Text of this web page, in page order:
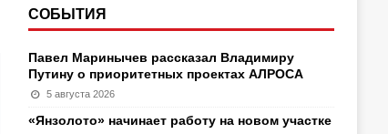
СОБЫТИЯ
Павел Маринычев рассказал Владимиру
Путину о приоритетных проектах АЛРОСА
5 августа 2026
«Янзолото» начинает работу на новом участке